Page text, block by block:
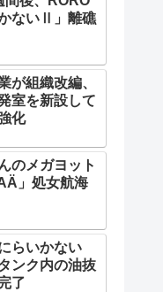
ないⅡ」離礁
が組織改編、
室を新設して
化
のメガヨット
」処女航海
らいかない
ンク内の油抜
了